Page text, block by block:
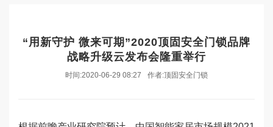
“用新守护 微来可期”2020顶固安全门锁品牌
战略升级云发布会隆重举行
时间:2020-06-29 08:27 作者:顶固安全门锁